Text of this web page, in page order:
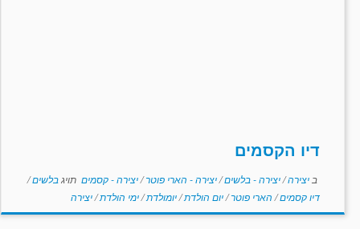
דיו הקסמים
ב יצירה/יצירה - בלשים/יצירה - הארי פוטר/יצירה - קסמים תויגבלשים/
דיו קסמים/ הארי פוטר/יום הולדת/יומולדת/ימי הולדת/יצירה